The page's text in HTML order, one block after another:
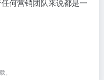
何营销团队来说都是一
。